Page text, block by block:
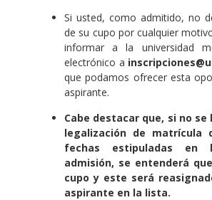
Si usted, como admitido, no
de su cupo por cualquier
informar a la universidad
electrónico a
que podamos ofrecer esta
aspirante.
Cabe destacar que, si no se
legalización de matrícula
fechas estipuladas
admisión, se entenderá
cupo y este será
aspirante en la lista.